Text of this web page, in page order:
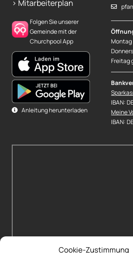
Cookie-Zustimmung
> Mitarbeiterplan
Folgen Sie unserer
Gemeinde mit der
Churchpool App
Anleitung herunterladen
Montag
Freitag
IBAN:
Meine
IBAN: